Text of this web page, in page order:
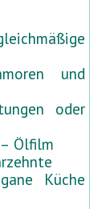
und
oder
Ölfilm
Küche